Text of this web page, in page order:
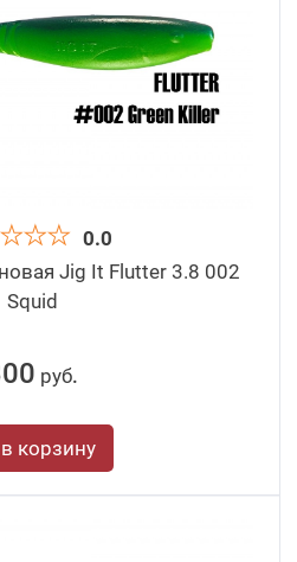
0.0
Jig It Flutter 3.8 002
Squid
руб.
в корзину